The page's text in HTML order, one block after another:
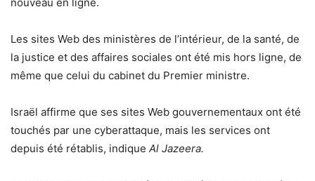
nouveau en ligne.
Les sites Web des ministères de l’intérieur, de la santé, de
la justice et des affaires sociales ont été mis hors ligne, de
même que celui du cabinet du Premier ministre.
Israël affirme que ses sites Web gouvernementaux ont été
touchés par une cyberattaque, mais les services ont
depuis été rétablis, indique Al Jazeera.